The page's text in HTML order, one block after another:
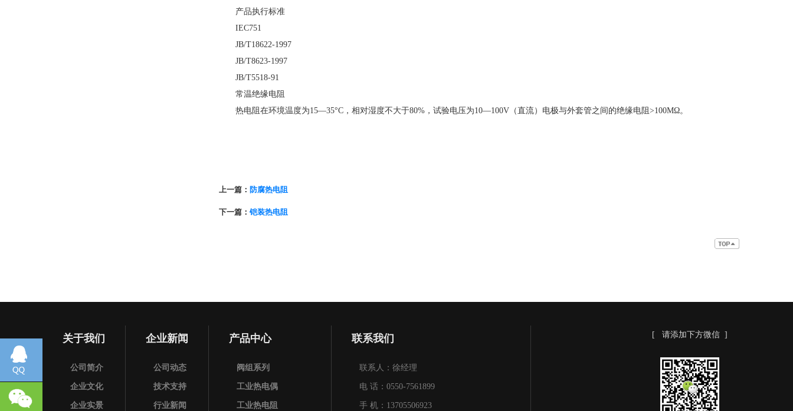
产品执行标准
IEC751
JB/T18622-1997
JB/T8623-1997
JB/T5518-91
常温绝缘电阻
热电阻在环境温度为15—35°C，相对湿度不大于80%，试验电压为10—100V（直流）电极与外套管之间的绝缘电阻>100MΩ。
上一篇： 防腐热电阻
下一篇： 铠装热电阻
关于我们
公司简介
企业文化
企业实景
企业新闻
公司动态
技术支持
行业新闻
产品中心
阀组系列
工业热电偶
工业热电阻
联系我们
联系人：徐经理
电 话：0550-7561899
手 机：13705506923
[ 请添加下方微信 ]